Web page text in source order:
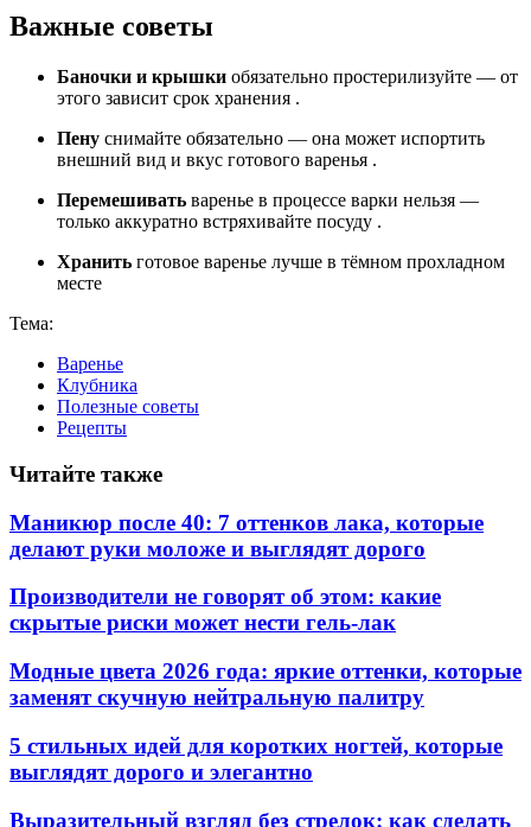
Важные советы
Баночки и крышки обязательно простерилизуйте — от
этого зависит срок хранения .
Пену снимайте обязательно — она может испортить
внешний вид и вкус готового варенья .
Перемешивать варенье в процессе варки нельзя —
только аккуратно встряхивайте посуду .
Хранить готовое варенье лучше в тёмном прохладном
месте
Тема:
Варенье
Клубника
Полезные советы
Рецепты
Читайте также
Маникюр после 40: 7 оттенков лака, которые
делают руки моложе и выглядят дорого
Производители не говорят об этом: какие
скрытые риски может нести гель-лак
Модные цвета 2026 года: яркие оттенки, которые
заменят скучную нейтральную палитру
5 стильных идей для коротких ногтей, которые
выглядят дорого и элегантно
Выразительный взгляд без стрелок: как сделать